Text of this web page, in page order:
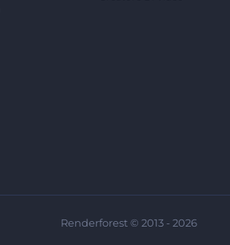
Renderforest © 2013 - 2026